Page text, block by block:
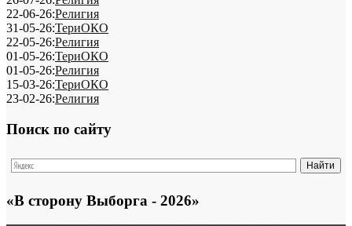
22-06-26:Религия
31-05-26:ТериОКО
22-05-26:Религия
01-05-26:ТериОКО
01-05-26:Религия
15-03-26:ТериОКО
23-02-26:Религия
Поиск по сайту
«В сторону Выборга - 2026»